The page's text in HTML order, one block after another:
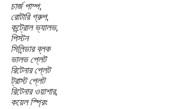
চার্জ পাম্প,
রোটারি গ্রুপ,
কন্ট্রোল ভ্যালভ,
পিস্টন
সিলিন্ডার ব্লক
ভালভ প্লেট
রিটেনার প্লেট
ট্রাস্ট প্লেট
রিটেনার ওয়াশার,
কয়েল স্প্রিং